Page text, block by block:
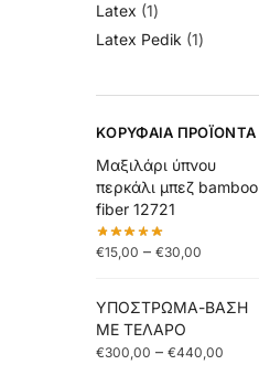
Latex 1
Latex Pedik 1
ΚΟΡΥΦΑΊΑ ΠΡΟΪΌΝΤΑ
Μαξιλάρι ύπνου
περκάλι μπεζ bamboo
fiber 12721
€15,00 – €30,00
ΥΠΟΣΤΡΩΜΑ-ΒΑΣΗ
ΜΕ ΤΕΛΑΡΟ
€300,00 – €440,00